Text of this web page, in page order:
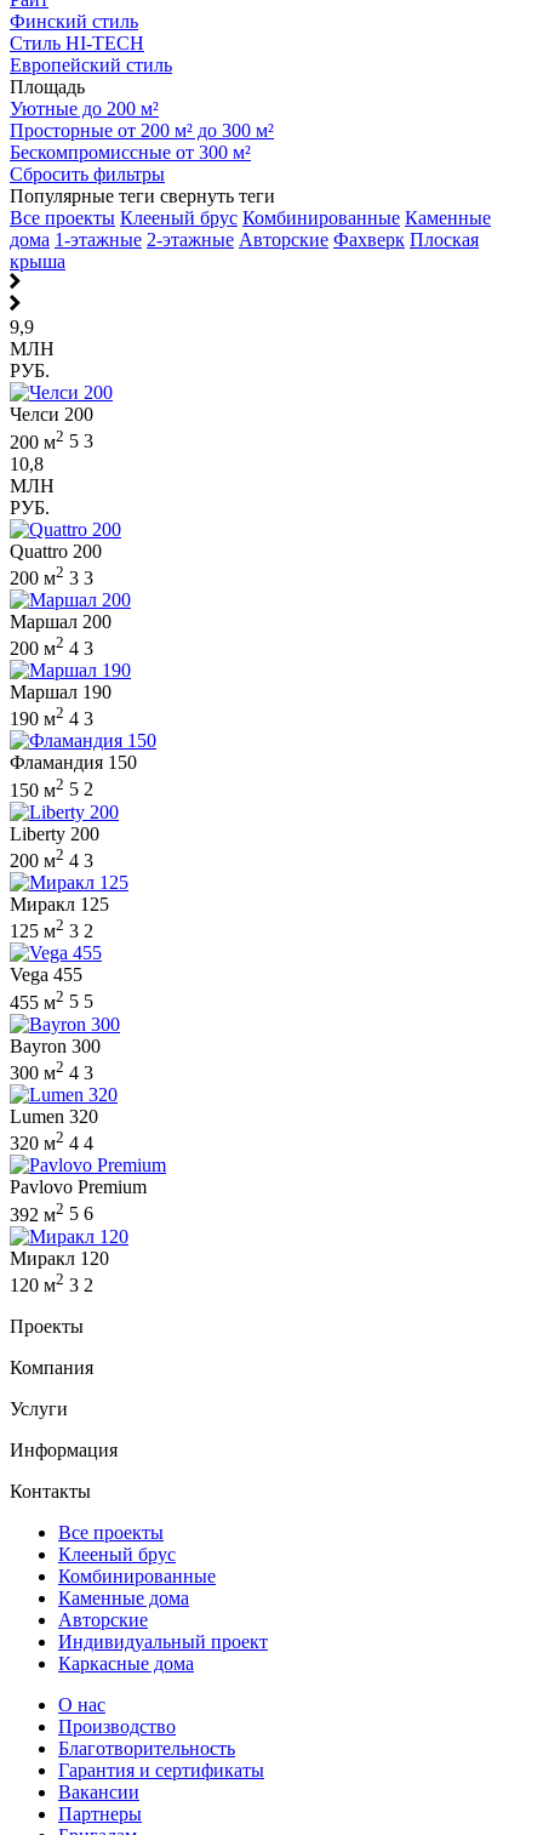
Финский стиль
Стиль HI-TECH
Европейский стиль
Площадь
Уютные до 200 м²
Просторные от 200 м² до 300 м²
Бескомпромиссные от 300 м²
Сбросить фильтры
Популярные теги свернуть теги
Все проекты Клееный брус Комбинированные Каменные
дома 1-этажные 2-этажные Авторские Фахверк Плоская
крыша
9,9
МЛН
РУБ.
Челси 200
200 м2 5 3
10,8
МЛН
РУБ.
Quattro 200
200 м2 3 3
Маршал 200
200 м2 4 3
Маршал 190
190 м2 4 3
Фламандия 150
150 м2 5 2
Liberty 200
200 м2 4 3
Миракл 125
125 м2 3 2
Vega 455
455 м2 5 5
Bayron 300
300 м2 4 3
Lumen 320
320 м2 4 4
Pavlovo Premium
392 м2 5 6
Миракл 120
120 м2 3 2
Проекты
Компания
Услуги
Информация
Контакты
Все проекты
Клееный брус
Комбинированные
Каменные дома
Авторские
Индивидуальный проект
Каркасные дома
О нас
Производство
Благотворительность
Гарантия и сертификаты
Вакансии
Партнеры